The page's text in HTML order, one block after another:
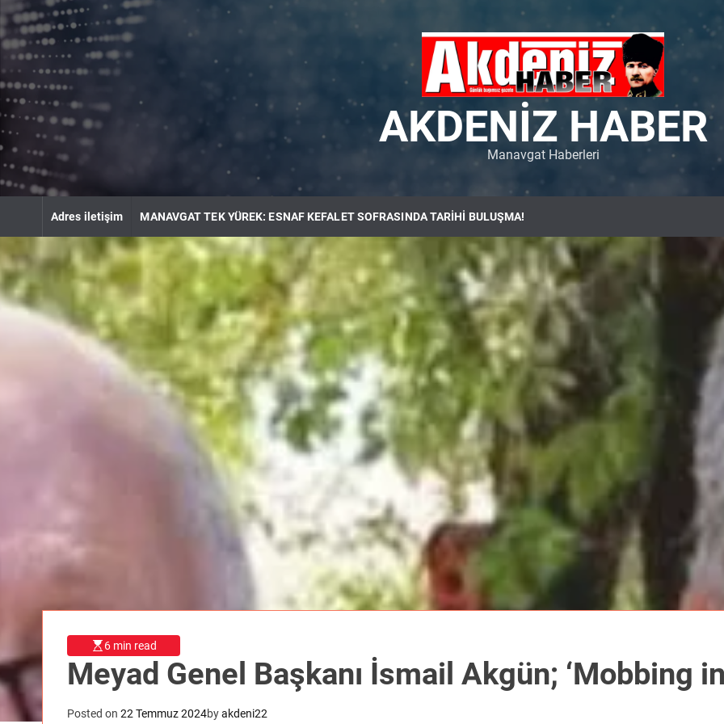
k
t
c
o
n
e
AKDENIZ HABER
Manavgat Haberleri
Adres iletişim MANAVGAT TEK YÜREK: ESNAF KEFALET SOFRASINDA TARİHİ BULUŞMA!
6 min read
Meyad Genel Başkanı
Posted on 22 Temmuz 2024byakdeni22